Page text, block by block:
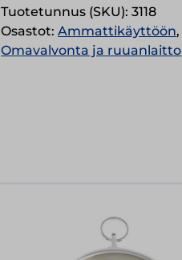
Tuotetunnus (SKU):3118
Osastot:Ammattikäyttöön,
Omavalvonta ja ruuanlaitto